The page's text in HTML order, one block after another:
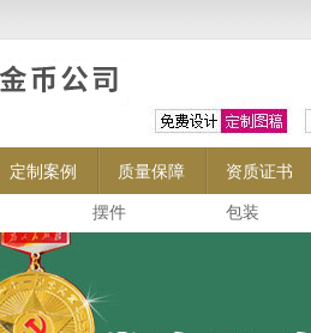
定制案例 质量保障 资质证书
摆件 包装